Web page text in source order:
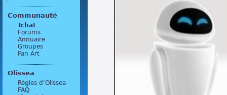
Communauté
Tchat
Forums
Annuaire
Groupes
Fan Art
Olissea
Règles d’Olissea
FAQ